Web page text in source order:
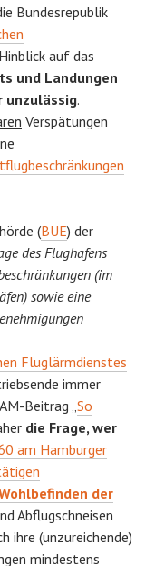
Bundesrepublik
auf das
und Landungen
unzulässig.
Verspätungen
(BUE) der
des Flughafens
(im
sowie eine
Fluglärmdienstes
immer
Beitrag „So
die Frage, wer
am Hamburger
der
Abflugschneisen
ihre (unzureichende)
mindestens